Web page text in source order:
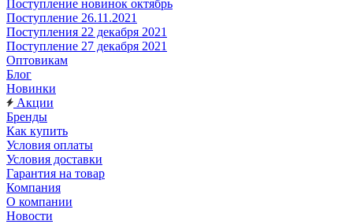
Поступление новинок октябрь
Поступление 26.11.2021
Поступления 22 декабря 2021
Поступление 27 декабря 2021
Оптовикам
Блог
Новинки
Акции
Бренды
Как купить
Условия оплаты
Условия доставки
Гарантия на товар
Компания
О компании
Новости